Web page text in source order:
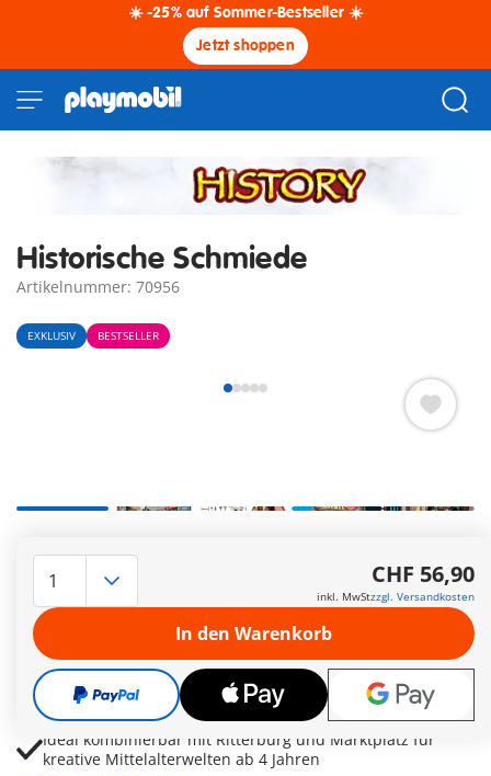
☀️ -25% auf Sommer-Bestseller ☀️
Jetzt shoppen
Historische Schmiede
Artikelnummer: 70956
EXKLUSIV BESTSELLER
Hammer, Zangen, Äxte und Schürhaken ermöglichen
realistische Handwerks- und Ritterszenen
Schmied und Soldat sorgen für fantasievolle Rollenspiele
rund um Waffen und Ausrüstung
Holzstapel, Feuerstelle und Zubehör bringen historische
Abenteuer lebendig ins Kinderzimmer
Ideal kombinierbar mit Ritterburg und Marktplatz für
kreative Mittelalterwelten ab 4 Jahren
CHF 56,90
inkl. MwStzzgl. Versandkosten
In den Warenkorb